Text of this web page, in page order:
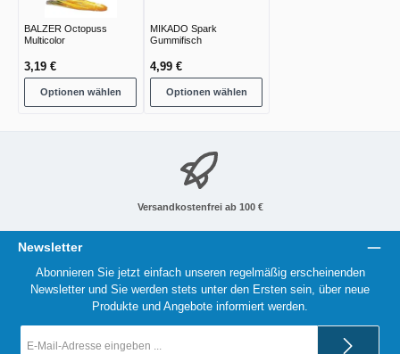
BALZER Octopuss
Multicolor
3,19 €
Optionen wählen
MIKADO Spark
Gummifisch
4,99 €
Optionen wählen
Versandkostenfrei ab 100 €
Newsletter
Abonnieren Sie jetzt einfach unseren regelmäßig erscheinenden
Newsletter und Sie werden stets unter den Ersten sein, über neue
Produkte und Angebote informiert werden.
Mail-